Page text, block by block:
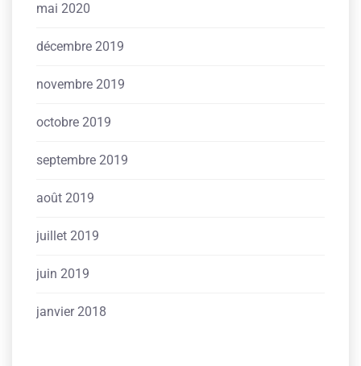
mai 2020
décembre 2019
novembre 2019
octobre 2019
septembre 2019
août 2019
juillet 2019
juin 2019
janvier 2018